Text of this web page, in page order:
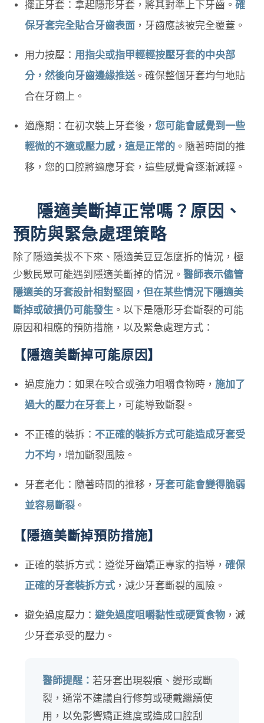
擺正牙套：拿起隱形牙套，將其對準上下牙齒。確
保牙套完全貼合牙齒表面 ，牙齒應該被完全覆蓋。
用力按壓： 用指尖或指甲輕輕按壓牙套的中央部
分，然後向牙齒邊緣推送。確保整個牙套均勻地貼
合在牙齒上。
適應期：在初次裝上牙套後，您可能會感覺到一些
輕微的不適或壓力感，這是正常的 。隨著時間的推
移，您的口腔將適應牙套，這些感覺會逐漸減輕。
隱適美斷掉正常嗎？原因、
預防與緊急處理策略
除了隱適美拔不下來、隱適美豆豆怎麼拆的情況，極
少數民眾可能遇到隱適美斷掉的情況。醫師表示儘管
隱適美的牙套設計相對堅固，但在某些情況下隱適美
斷掉或破損仍可能發生 。以下是隱形牙套斷裂的可能
原因和相應的預防措施，以及緊急處理方式：
【隱適美斷掉可能原因】
過度施力：如果在咬合或強力咀嚼食物時，施加了
過大的壓力在牙套上 ，可能導致斷裂。
不正確的裝拆：不正確的裝拆方式可能造成牙套受
力不均 ，增加斷裂風險。
牙套老化：隨著時間的推移，牙套可能會變得脆弱
並容易斷裂 。
【隱適美斷掉預防措施】
正確的裝拆方式：遵從牙齒矯正專家的指導，確保
正確的牙套裝拆方式 ，減少牙套斷裂的風險。
避免過度壓力：避免過度咀嚼黏性或硬質食物 ，減
少牙套承受的壓力。
醫師提醒：若牙套出現裂痕、變形或斷
裂，通常不建議自行修剪或硬戴繼續使
用，以免影響矯正進度或造成口腔刮